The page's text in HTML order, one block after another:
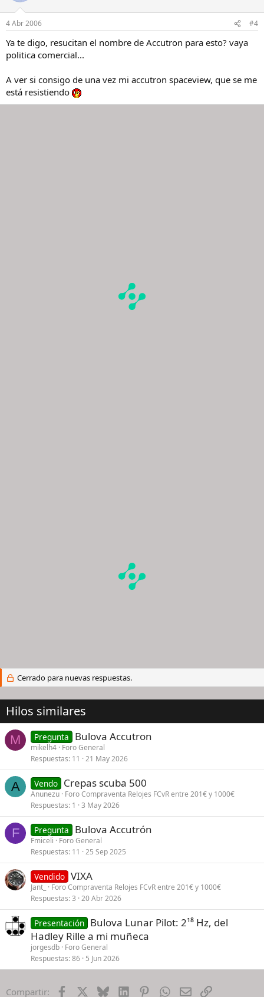
4 Abr 2006 #4
Ya te digo, resucitan el nombre de Accutron para esto? vaya
politica comercial...
A ver si consigo de una vez mi accutron spaceview, que se me
está resistiendo
Cerrado para nuevas respuestas.
Hilos similares
M Pregunta Bulova Accutron
mikelh4 Foro General
Respuestas 11 21 May 2026
A Vendo Crepas scuba 500
Anunezu Foro Compraventa Relojes FCvR entre 201€ y 1000€
Respuestas 1 3 May 2026
F Pregunta Bulova Accutrón
Fmiceli
Foro General
Respuestas 11 25 Sep 2025
Vendido VIXA
Jant_
Foro Compraventa Relojes FCvR entre 201€ y 1000€
Respuestas 3 20 Abr 2026
Presentación Bulova Lunar Pilot: 2¹⁸ Hz, del
Hadley Rille a mi muñeca
jorgesdb Foro General
Respuestas 86 5 Jun 2026
Compartir: Facebook BlueskyLinkedInPinterestWhatsApp
EmailEnlace